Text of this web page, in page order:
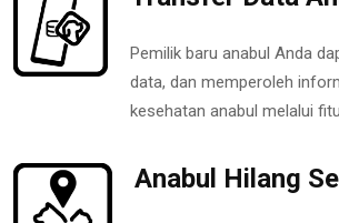
Pemilik baru anabul Anda
data, dan memperoleh
kesehatan anabul melalui
Anabul Hilang